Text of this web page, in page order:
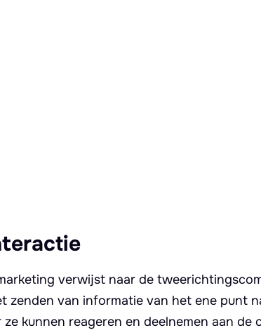
verwijst naar de
zenden van informatie van het ene punt
kunnen reageren en deelnemen aan de